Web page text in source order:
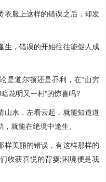
衣服上这样的错误之后，却发
生，错误的开始往往能促人成
是道尔顿还是乔利，在“山穷
花明又一村”的惊喜吗?
山水，左看云起，就能知道道
就能在绝境中逢生。
样美丽的错误，有这样那样的
收获喜悦的背篓;困境便是我